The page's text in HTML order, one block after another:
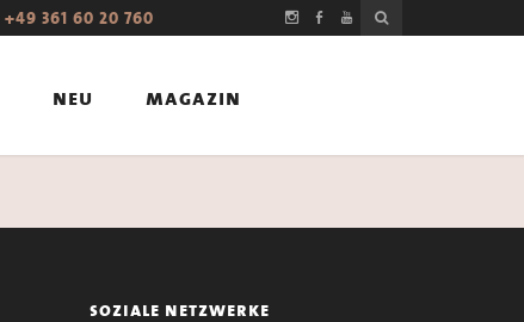
+49 361 60 20 760
neu magazin
soziale netzwerke